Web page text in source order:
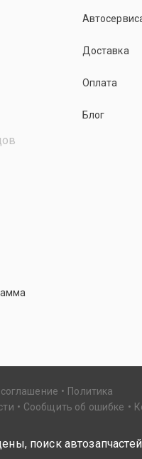
Доставка
Оплата
Блог
Политика
Сообщить об ошибке
поиск